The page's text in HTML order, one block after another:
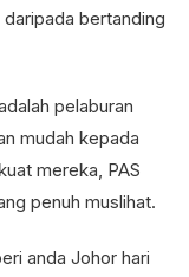
bertanding
pelaburan
mudah kepada
mereka, PAS
penuh muslihat.
anda Johor hari